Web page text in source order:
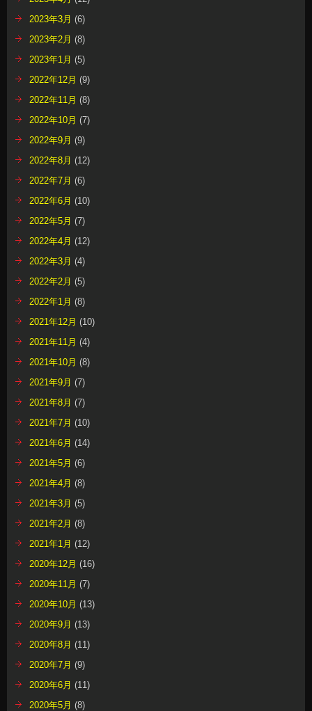
2023年3月 (6)
2023年2月 (8)
2023年1月 (5)
2022年12月 (9)
2022年11月 (8)
2022年10月 (7)
2022年9月 (9)
2022年8月 (12)
2022年7月 (6)
2022年6月 (10)
2022年5月 (7)
2022年4月 (12)
2022年3月 (4)
2022年2月 (5)
2022年1月 (8)
2021年12月 (10)
2021年11月 (4)
2021年10月 (8)
2021年9月 (7)
2021年8月 (7)
2021年7月 (10)
2021年6月 (14)
2021年5月 (6)
2021年4月 (8)
2021年3月 (5)
2021年2月 (8)
2021年1月 (12)
2020年12月 (16)
2020年11月 (7)
2020年10月 (13)
2020年9月 (13)
2020年8月 (11)
2020年7月 (9)
2020年6月 (11)
2020年5月 (8)